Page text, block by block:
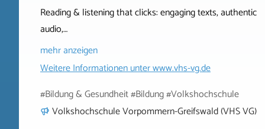
Reading & listening that clicks: engaging texts, authentic
audio,…
mehr anzeigen
Weitere Informationen unterwww.vhs-vg.de
#Bildung & Gesundheit #Bildung #Volkshochschule
Volkshochschule Vorpommern-Greifswald (VHS VG)